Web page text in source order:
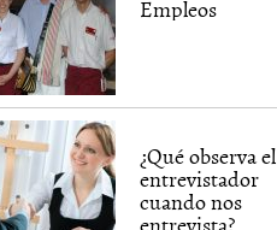
Empleos
¿Qué observa el
entrevistador
cuando nos